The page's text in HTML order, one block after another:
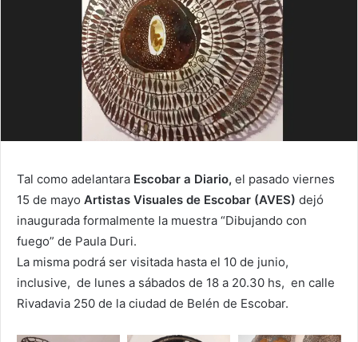
Tal como adelantara Escobar a Diario, el pasado viernes
15 de mayo Artistas Visuales de Escobar (AVES) dejó
inaugurada formalmente la muestra “Dibujando con
fuego” de Paula Duri.
La misma podrá ser visitada hasta el 10 de junio,
inclusive, de lunes a sábados de 18 a 20.30 hs, en calle
Rivadavia 250 de la ciudad de Belén de Escobar.